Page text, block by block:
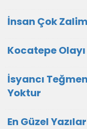
İnsan Çok
Kocatepe Olayı
İsyancı
Yoktur
En Güzel